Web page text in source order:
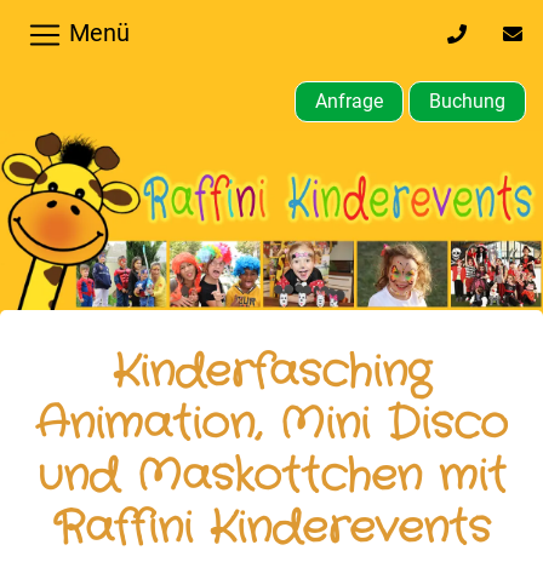
Home
Hochzeiten,
Privatfeier
Firmenfeier
Gewerbliche,
öffentliche
Feste
Weitere
Leistungen
0170
64
610
Menü
Anfrage Buchung
Kinderfasching
Animation, Mini Disco
und Maskottchen mit
Raffini Kinderevents